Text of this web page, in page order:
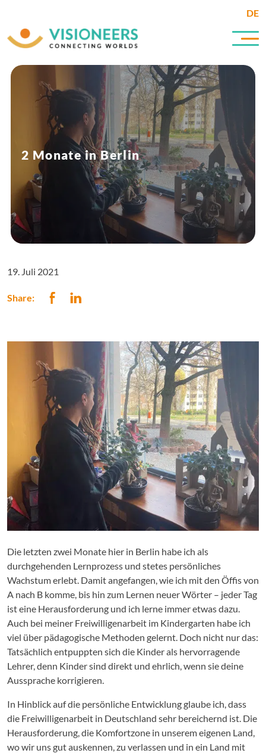
DE
2 Monate in Berlin
19. Juli 2021
Share:
Die letzten zwei Monate hier in Berlin habe ich als
durchgehenden Lernprozess und stetes persönliches
Wachstum erlebt. Damit angefangen, wie ich mit den Öffis von
A nach B komme, bis hin zum Lernen neuer Wörter – jeder Tag
ist eine Herausforderung und ich lerne immer etwas dazu.
Auch bei meiner Freiwilligenarbeit im Kindergarten habe ich
viel über pädagogische Methoden gelernt. Doch nicht nur das:
Tatsächlich entpuppten sich die Kinder als hervorragende
Lehrer, denn Kinder sind direkt und ehrlich, wenn sie deine
Aussprache korrigieren.
In Hinblick auf die persönliche Entwicklung glaube ich, dass
die Freiwilligenarbeit in Deutschland sehr bereichernd ist. Die
Herausforderung, die Komfortzone in unserem eigenen Land,
wo wir uns gut auskennen, zu verlassen und in ein Land mit